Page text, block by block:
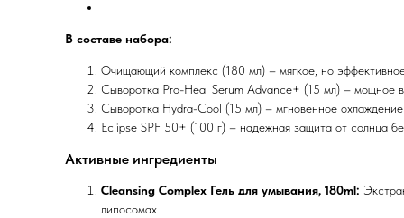
В составе набора:
Очищающий комплекс (180 мл) – мягкое, но
Сыворотка Pro-Heal Serum Advance+ (15 мл) – мощное
Сыворотка Hydra-Cool (15 мл) – мгновенное
Eclipse SPF 50+ (100 г) – надежная защита от солнца
Активные ингредиенты
Cleansing Complex Гель для умывания, 180ml:
липосомах